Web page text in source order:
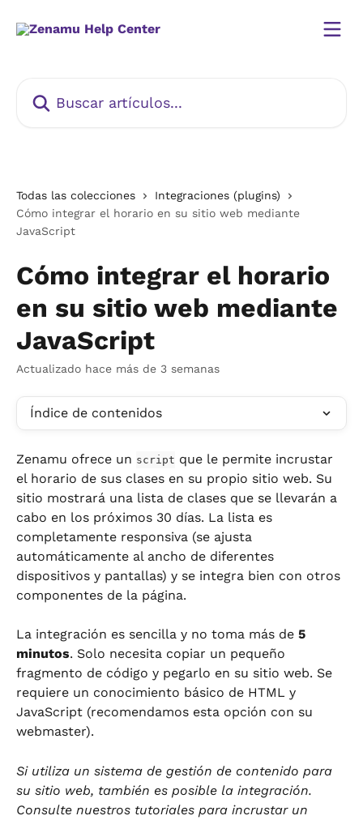
Todas las colecciones
Integraciones (plugins)
Cómo integrar el horario en su sitio web mediante
JavaScript
Cómo integrar el horario
en su sitio web mediante
JavaScript
Actualizado hace más de 3 semanas
Índice de contenidos
Zenamu ofrece un script que le permite incrustar
el horario de sus clases en su propio sitio web. Su
sitio mostrará una lista de clases que se llevarán a
cabo en los próximos 30 días. La lista es
completamente responsiva (se ajusta
automáticamente al ancho de diferentes
dispositivos y pantallas) y se integra bien con otros
componentes de la página.
La integración es sencilla y no toma más de 5
minutos. Solo necesita copiar un pequeño
fragmento de código y pegarlo en su sitio web. Se
requiere un conocimiento básico de HTML y
JavaScript (recomendamos esta opción con su
webmaster).
Si utiliza un sistema de gestión de contenido para
su sitio web, también es posible la integración.
Consulte nuestros tutoriales para incrustar un